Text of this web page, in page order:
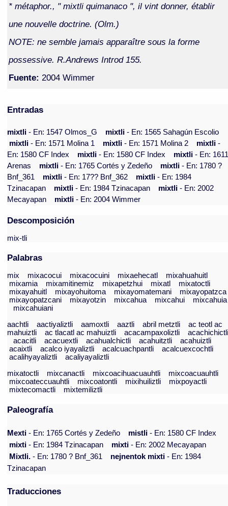
* métaphor., " mixtli quimanaco ", il vint donner, établir
une nouvelle doctrine. (Olm.)
NOTE: ne semble jamais apparaître sous la forme
possessive. R.Andrews Introd 155.
Fuente: 2004 Wimmer
Entradas
mixtli- En: 1547 Olmos_G mixtli- En: 1565 Sahagún Escolio
mixtli- En: 1571 Molina 1 mixtli- En: 1571 Molina 2 mixtli-
En: 1580 CF Index
mixtli- En: 1580 CF Index mixtli- En:
Arenas
mixtli- En: 1765 Cortés y Zedeño mixtli- En: 1780 ?
Bnf_361
mixtli- En: 17?? Bnf_362 mixtli- En: 1984
Tzinacapan
mixtli- En: 1984 Tzinacapan mixtli- En: 2002
Mecayapan
mixtli- En: 2004 Wimmer
Descomposición
mix-tli
Palabras
mix mixacocui mixacocuini mixaehecatl
mixahuahuitl
mixamia
mixamitinemiz mixapetzhui mixatl
mixatoctli
mixayahuitl
mixayohuitoma mixayomatemani
mixayopatzca
mixayopatzcani
mixayotzin mixcahua mixcahui
mixcahuia
mixcahuiani
aachtli
aactiyaliztli aamoxtli aaztli abril metztli
ac teotl ac
mahuiztli
ac tlacatl ac mahuiztli acacampaxoliztli
acacitli
acacuextli acahualchictli acahuitztli
acahuiztli
acaixtli
acalco iyayaliztli acalcuachpantli
acalcuexcochtli
acalihyayaliztli
acaliyayaliztli
mixatoctli
mixcanactli mixcoacihuacuauhtli
mixcoacuauhtli
mixcoateccuauhtli
mixcoatontli mixihuiliztli
mixpoyactli
mixtecomactli
mixtemiliztli
Paleografía
Mexti - En: 1765 Cortés y Zedeño mistli - En: 1580 CF Index
mixti - En: 1984 Tzinacapan mixti - En: 2002 Mecayapan
Mixtli. - En: 1780 ? Bnf_361 nejnentok mixti - En: 1984
Tzinacapan
Traducciones